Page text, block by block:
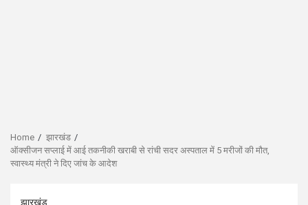
Home
झारखंड
ऑक्सीजन सप्लाई में आई तकनीकी खराबी से रांची सदर अस्पताल में 5 मरीजों की मौत,
स्वास्थ्य मंत्री ने दिए जांच के आदेश
झारखंड